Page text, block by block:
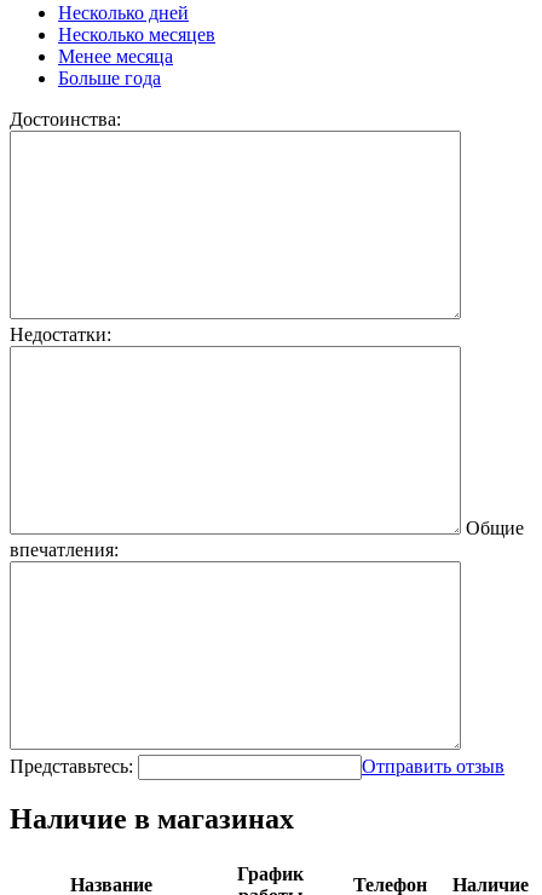
Несколько дней
Несколько месяцев
Менее месяца
Больше года
Достоинства:
Недостатки:
Общие
впечатления:
Представьтесь: Отправить отзыв
Наличие в магазинах
Название
График
Телефон Наличие